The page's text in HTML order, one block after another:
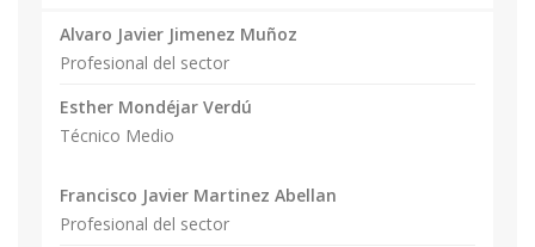
Alvaro Javier Jimenez Muñoz
Profesional del sector
Esther Mondéjar Verdú
Técnico Medio
Francisco Javier Martinez Abellan
Profesional del sector